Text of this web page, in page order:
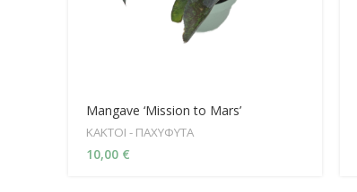
Mangave ‘Mission to Mars’
ΚΑΚΤΟΙ - ΠΑΧΥΦΥΤΑ
10,00 €